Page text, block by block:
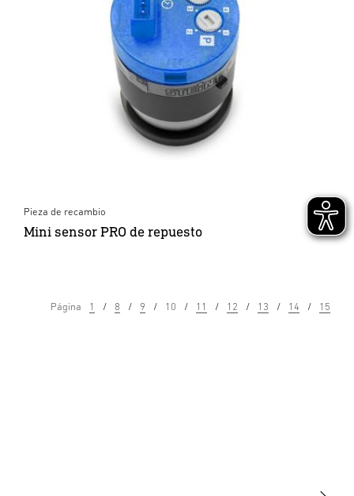
Pieza de recambio
Mini sensor PRO de repuesto
Página 1 8 9 10 11 12 13 14 15